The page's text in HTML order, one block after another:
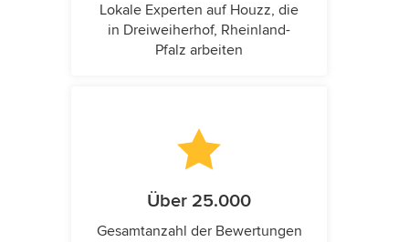
Lokale Experten auf Houzz, die
in Dreiweiherhof, Rheinland-
Pfalz arbeiten
Über 25.000
Gesamtanzahl der Bewertungen